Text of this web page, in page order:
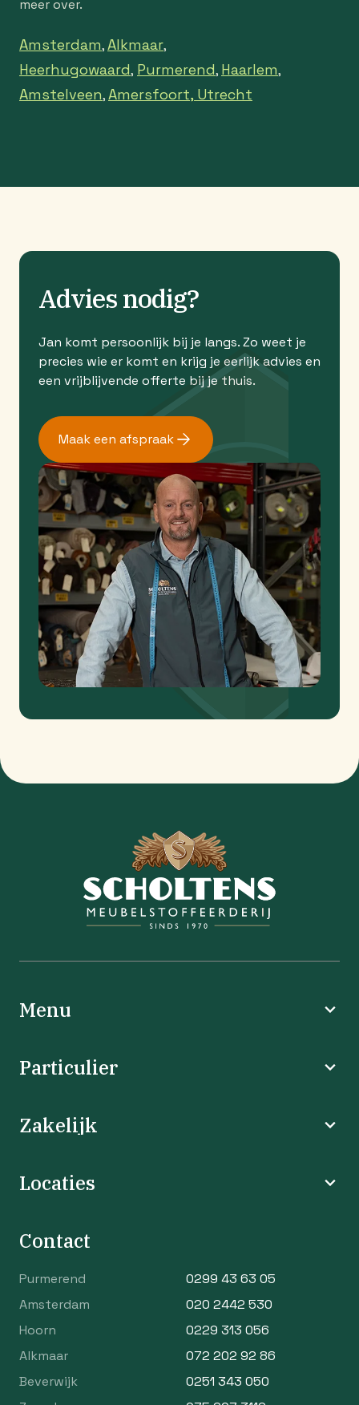
meer over.
Amsterdam,Alkmaar,
Heerhugowaard, Purmerend, Haarlem,
Amstelveen,Amersfoort, Utrecht
Advies nodig?
Jan komt persoonlijk bij je langs. Zo weet je
precies wie er komt en krijg je eerlijk advies en
een vrijblijvende offerte bij je thuis.
Maak een afspraak
Menu
Particulier
Zakelijk
Locaties
Contact
Purmerend
0299 43 63 05
Amsterdam
020 2442 530
Hoorn
0229 313 056
Alkmaar
072 202 92 86
Beverwijk
0251 343 050